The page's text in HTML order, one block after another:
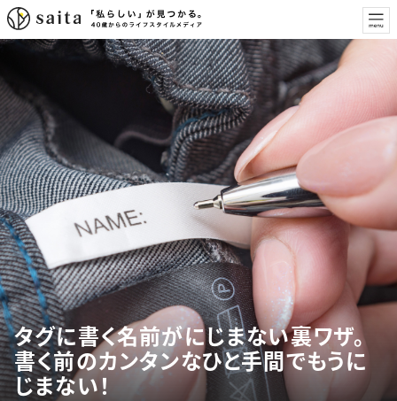
タグに書く名前がにじまない裏ワザ。
書く前のカンタンなひと手間でもうに
じまない！